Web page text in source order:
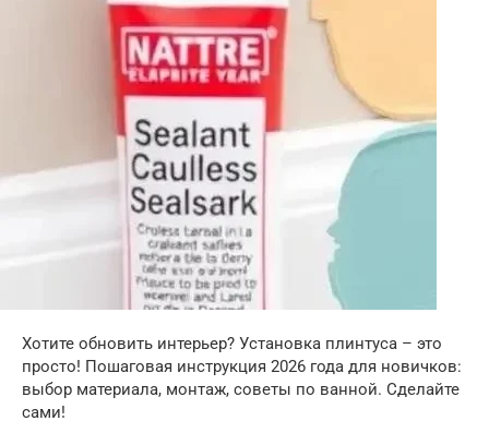
Хотите обновить интерьер? Установка плинтуса – это
просто! Пошаговая инструкция 2026 года для новичков:
выбор материала, монтаж, советы по ванной. Сделайте
сами!